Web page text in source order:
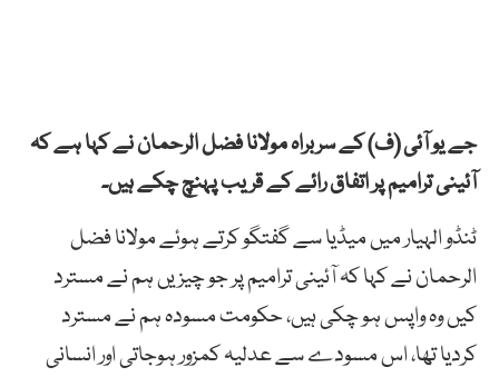
جے یو آئی (ف) کے سربراہ مولانا فضل الرحمان نے کہا ہے کہ
آئینی ترامیم پر اتفاق رائے کے قریب پہنچ چکے ہیں۔
ٹنڈو الہیار میں میڈیا سے گفتگو کرتے ہوئے مولانا فضل
الرحمان نے کہا کہ آئینی ترامیم پر جو چیزیں ہم نے مسترد
کیں وہ واپس ہو چکی ہیں، حکومت مسودہ ہم نے مسترد
کردیا تھا، اس مسودے سے عدلیہ کمزور ہوجاتی اور انسانی